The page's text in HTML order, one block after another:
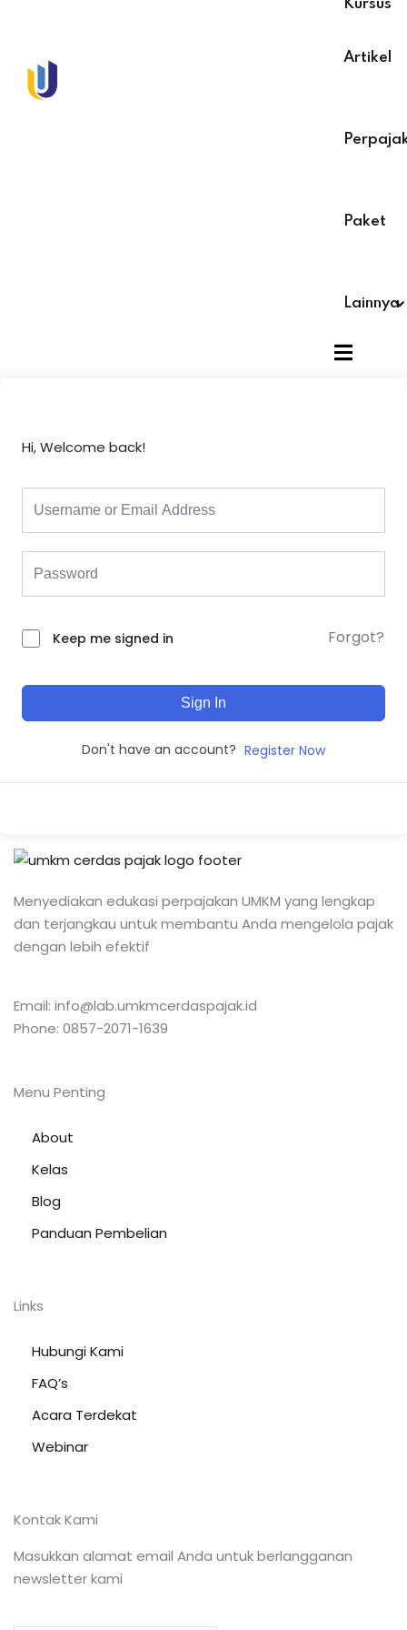
Kursus
Artikel
Paket
Lainnya
Hi, Welcome back!
Keep me signed in Forgot?
Sign In
Don't have an account? Register Now
Menyediakan edukasi perpajakan UMKM yang lengkap
dan terjangkau untuk membantu Anda mengelola pajak
dengan lebih efektif
Email: info@lab.umkmcerdaspajak.id
Phone: 0857-2071-1639
Menu Penting
About
Kelas
Blog
Panduan Pembelian
Links
Hubungi Kami
FAQ’s
Acara Terdekat
Webinar
Kontak Kami
Masukkan alamat email Anda untuk berlangganan
newsletter kami